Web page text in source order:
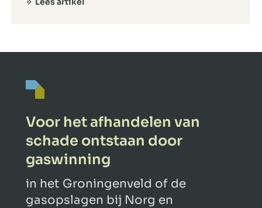
Voor het afhandelen van
schade ontstaan door
gaswinning
in het Groningenveld of de
gasopslagen bij Norg en